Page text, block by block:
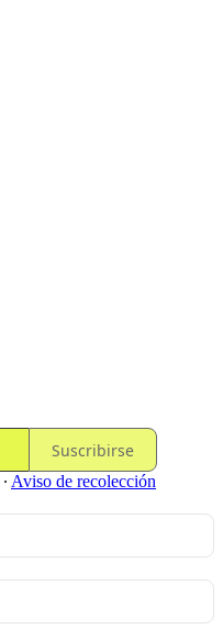
Suscribirse
∙ Aviso de recolección